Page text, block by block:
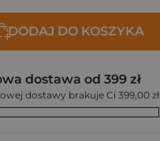
DODAJ DO KOSZYKA
dostawa od 399 zł
dostawy brakuje Ci 399,00 zł